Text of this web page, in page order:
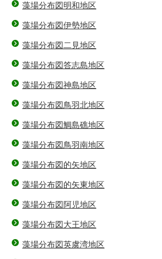
藻場分布図明和地区
藻場分布図伊勢地区
藻場分布図二見地区
藻場分布図答志島地区
藻場分布図神島地区
藻場分布図鳥羽北地区
藻場分布図鯛島礁地区
藻場分布図鳥羽南地区
藻場分布図的矢地区
藻場分布図的矢東地区
藻場分布図阿児地区
藻場分布図大王地区
藻場分布図英虞湾地区